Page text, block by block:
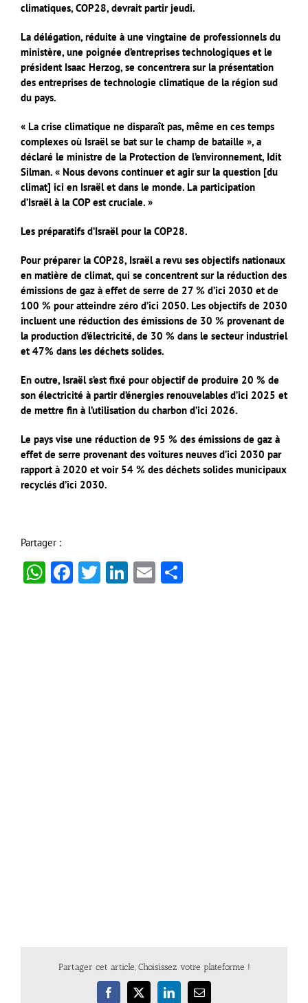
climatiques, COP28, devrait partir jeudi.
La délégation, réduite à une vingtaine de professionnels du
ministère, une poignée d’entreprises technologiques et le
président Isaac Herzog, se concentrera sur la présentation
des entreprises de technologie climatique de la région sud
du pays.
« La crise climatique ne disparaît pas, même en ces temps
complexes où Israël se bat sur le champ de bataille », a
déclaré le ministre de la Protection de l’environnement, Idit
Silman. « Nous devons continuer et agir sur la question [du
climat] ici en Israël et dans le monde. La participation
d’Israël à la COP est cruciale. »
Les préparatifs d’Israël pour la COP28.
Pour préparer la COP28, Israël a revu ses objectifs nationaux
en matière de climat, qui se concentrent sur la réduction des
émissions de gaz à effet de serre de 27 % d’ici 2030 et de
100 % pour atteindre zéro d’ici 2050. Les objectifs de 2030
incluent une réduction des émissions de 30 % provenant de
la production d’électricité, de 30 % dans le secteur industriel
et 47% dans les déchets solides.
En outre, Israël s’est fixé pour objectif de produire 20 % de
son électricité à partir d’énergies renouvelables d’ici 2025 et
de mettre fin à l’utilisation du charbon d’ici 2026.
Le pays vise une réduction de 95 % des émissions de gaz à
effet de serre provenant des voitures neuves d’ici 2030 par
rapport à 2020 et voir 54 % des déchets solides municipaux
recyclés d’ici 2030.
Partager :
WhatsApp
Facebook
Twitter
LinkedIn
Email
Partager cet article, Choisissez votre plateforme !
Facebook
X LinkedInEmail